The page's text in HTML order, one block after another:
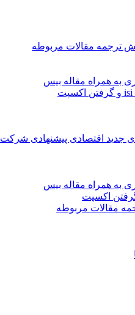
ترجمه مقالات مربوطه
به همراه مقاله بیس
جدید اقتصادی پیشنهادی شرکت
به همراه مقاله بیس
مقالات مربوطه